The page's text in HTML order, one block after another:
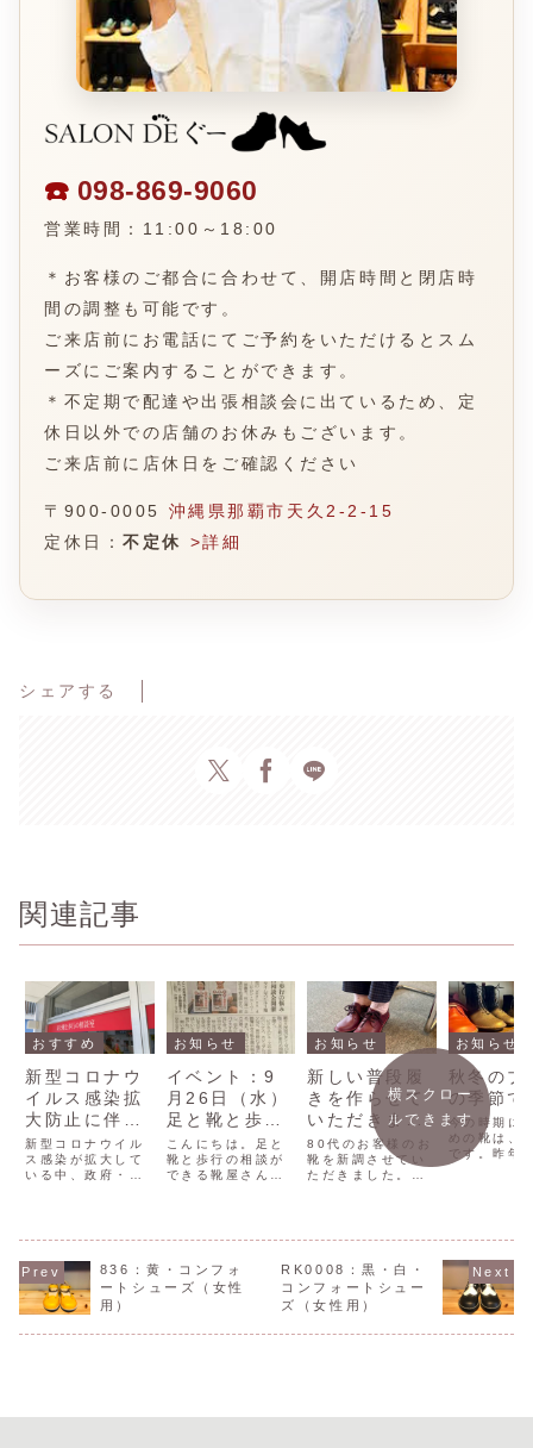
☎️ 098-869-9060
営業時間：11:00～18:00
＊お客様のご都合に合わせて、開店時間と閉店時
間の調整も可能です。
ご来店前にお電話にてご予約をいただけるとスム
ーズにご案内することができます。
＊不定期で配達や出張相談会に出ているため、定
休日以外での店舗のお休みもございます。
ご来店前に店休日をご確認ください
〒900-0005
沖縄県那覇市天久2-2-15
定休日：不定休 >詳細
シェアする
関連記事
おすすめ
新型コロナウ
イルス感染拡
大防止に伴う
営業時間変更
のお知らせ
新型コロナウイル
ス感染が拡大して
いる中、政府・沖
さを真摯に受け止
を最優先して、営
業時間の変更をす
ることにいたしま
した。 営業時間
お知らせ
イベント：9
月26日（水）
足と靴と歩行
の相談会＠沖
縄タイムスビ
ル
こんにちは。足と
靴と歩行の相談が
できる靴屋さん
曜日 ９月２６日
てのご紹介をして
いただきました。
沖縄タイムスさん
で４回目のイベン
お知らせ
新しい普段履
きを作らせて
いただきまし
た。
80代のお客様のお
靴を新調させてい
ただきました。お
した。
お知らせ
秋冬のブ
の季節で
今の時期に
めの靴は、
です。昨年
は、足首か
まで覆う長
スカートや
ースとの相
横スクロー
ルできます
836：黄・コンフォ
ートシューズ（女性
用）
RK0008：黒・白・
コンフォートシュー
ズ（女性用）